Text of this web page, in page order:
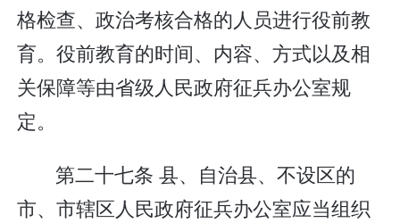
格检查、政治考核合格的人员进行役前教
育。役前教育的时间、内容、方式以及相
关保障等由省级人民政府征兵办公室规
定。
第二十七条 县、自治县、不设区的
市、市辖区人民政府征兵办公室应当组织